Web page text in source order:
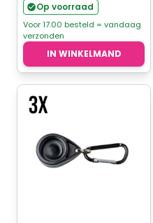
Op voorraad
Voor 17.00 besteld = vandaag
verzonden
IN WINKELMAND